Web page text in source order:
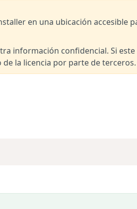
en una ubicación accesible
información confidencial. Si este
la licencia por parte de terceros.